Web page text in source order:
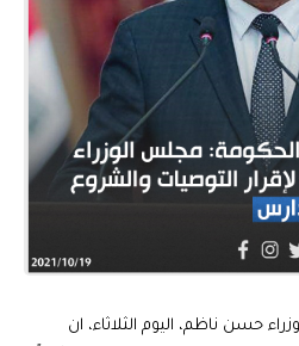
حسن ناظم، اليوم الثلاثاء، ان